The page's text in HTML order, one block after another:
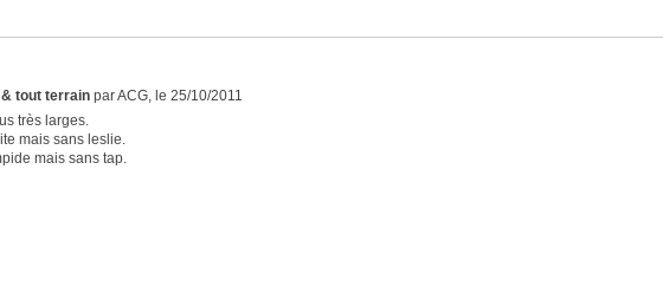
tout terrainpar ACG, le 25/10/2011
très larges.
mais sans leslie.
mais sans tap.